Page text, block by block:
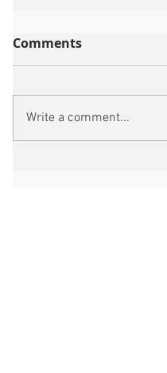
Comments
Write a comment...